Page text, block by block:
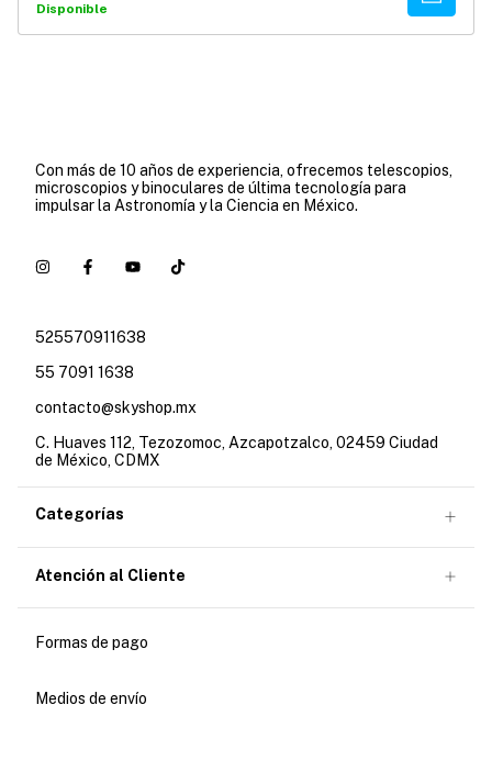
Disponible
Con más de 10 años de experiencia, ofrecemos telescopios,
microscopios y binoculares de última tecnología para
impulsar la Astronomía y la Ciencia en México.
525570911638
55 7091 1638
contacto@skyshop.mx
C. Huaves 112, Tezozomoc, Azcapotzalco, 02459 Ciudad
de México, CDMX
Categorías
Atención al Cliente
Formas de pago
Medios de envío